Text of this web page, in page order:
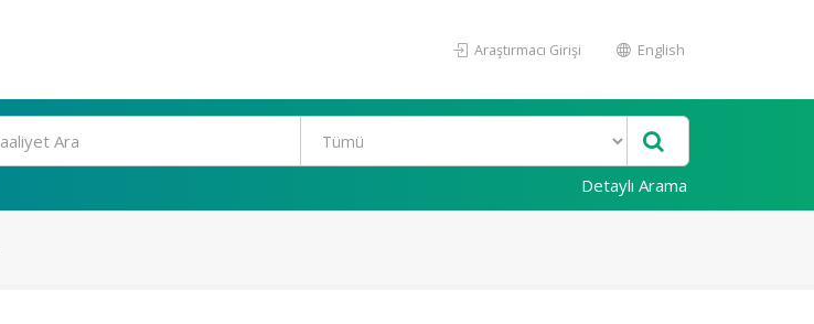
Araştırmacı Girişi English
Detaylı Arama